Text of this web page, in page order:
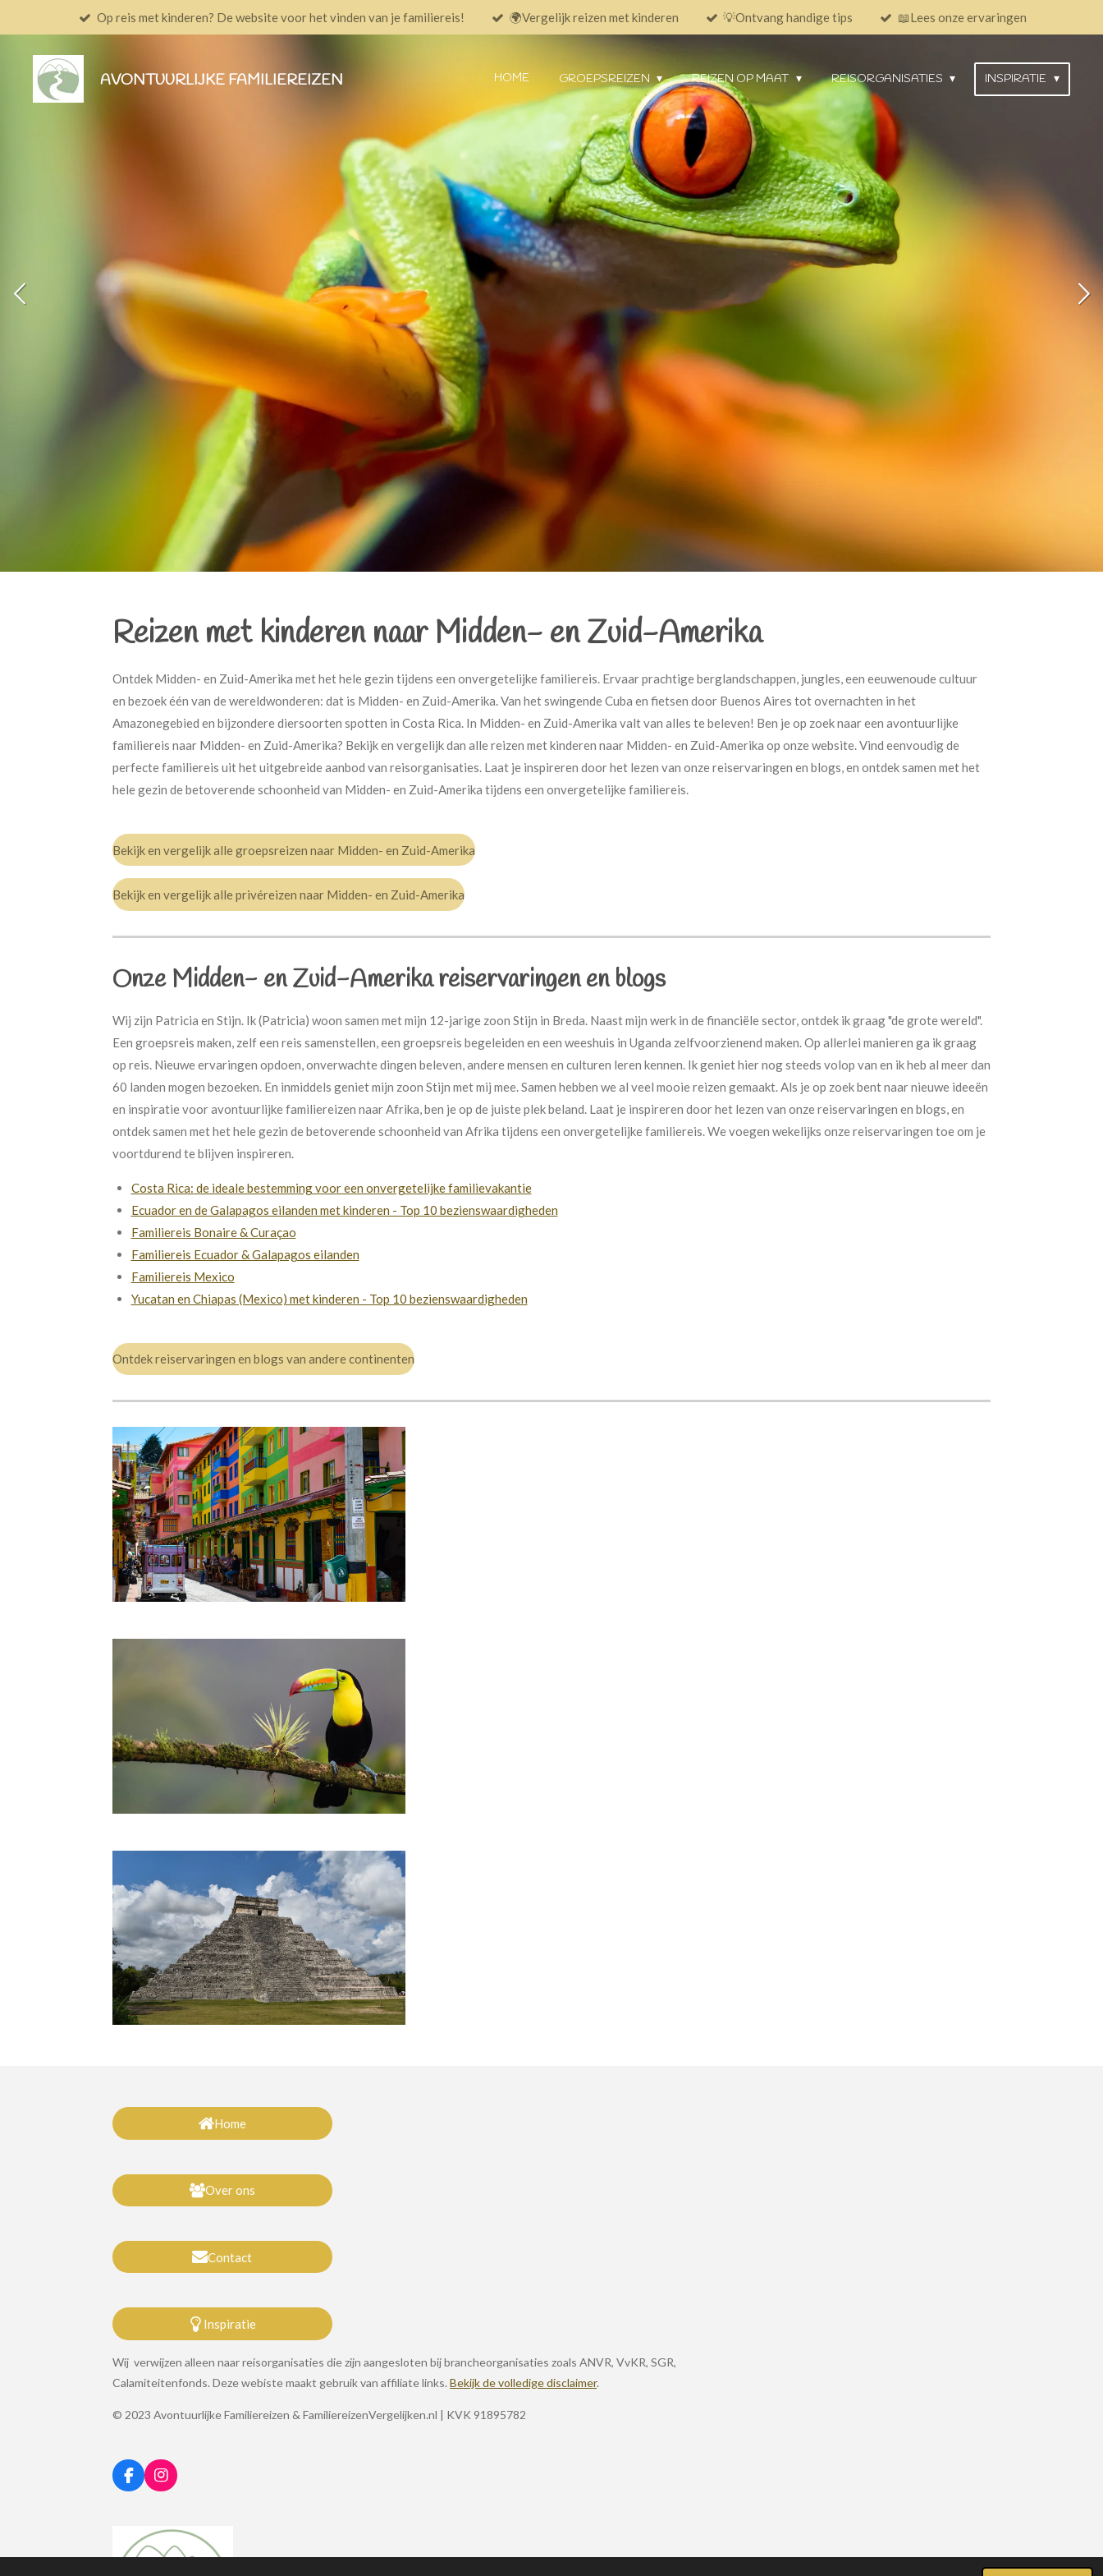
hoofdinhoud
Op reis met kinderen? De website voor het vinden van je familiereis! 🌍Vergelijk reizen met kinderen 💡Ontvang handige tips 📖Lees onze ervaringen
AVONTUURLIJKE FAMILIEREIZEN HOME GROEPSREIZEN REIZEN OP MAAT REISORGANISATIES INSPIRATIE
Reizen met kinderen naar Midden- en Zuid-Amerika
Ontdek Midden- en Zuid-Amerika met het hele gezin tijdens een onvergetelijke familiereis. Ervaar prachtige berglandschappen, jungles, een eeuwenoude cultuur
en bezoek één van de wereldwonderen: dat is Midden- en Zuid-Amerika. Van het swingende Cuba en fietsen door Buenos Aires tot overnachten in het
Amazonegebied en bijzondere diersoorten spotten in Costa Rica. In Midden- en Zuid-Amerika valt van alles te beleven! Ben je op zoek naar een avontuurlijke
familiereis naar Midden- en Zuid-Amerika? Bekijk en vergelijk dan alle reizen met kinderen naar Midden- en Zuid-Amerika op onze website. Vind eenvoudig de
perfecte familiereis uit het uitgebreide aanbod van reisorganisaties. Laat je inspireren door het lezen van onze reiservaringen en blogs, en ontdek samen met het
hele gezin de betoverende schoonheid van Midden- en Zuid-Amerika tijdens een onvergetelijke familiereis.
Bekijk en vergelijk alle groepsreizen naar Midden- en Zuid-Amerika
Bekijk en vergelijk alle privéreizen naar Midden- en Zuid-Amerika
Onze Midden- en Zuid-Amerikareiservaringen en blogs
Wij zijn Patricia en Stijn. Ik (Patricia) woon samen met mijn 12-jarige zoon Stijn in Breda. Naast mijn werk in de financiële sector, ontdek ik graag "de grote wereld".
Een groepsreis maken, zelf een reis samenstellen, een groepsreis begeleiden en een weeshuis in Uganda zelfvoorzienend maken. Op allerlei manieren ga ik graag
op reis. Nieuwe ervaringen opdoen, onverwachte dingen beleven, andere mensen en culturen leren kennen. Ik geniet hier nog steeds volop van en ik heb al meer dan
60 landen mogen bezoeken. En inmiddels geniet mijn zoon Stijn met mij mee. Samen hebben we al veel mooie reizen gemaakt. Als je op zoek bent naar nieuwe ideeën
en inspiratie voor avontuurlijke familiereizen naar Afrika, ben je op de juiste plek beland. Laat je inspireren door het lezen van onze reiservaringen en blogs, en
ontdek samen met het hele gezin de betoverende schoonheid van Afrika tijdens een onvergetelijke familiereis. We voegen wekelijks onze reiservaringen toe om je
voortdurend te blijven inspireren.
Costa Rica: de ideale bestemming voor een onvergetelijke familievakantie
Ecuador en de Galapagos eilanden met kinderen - Top 10 bezienswaardigheden
Familiereis Bonaire & Curaçao
Familiereis Ecuador & Galapagos eilanden
Familiereis Mexico
Yucatan en Chiapas (Mexico) met kinderen - Top 10 bezienswaardigheden
Ontdek reiservaringen en blogs van andere continenten
Home
Over ons
Contact
Inspiratie
Wij verwijzen alleen naar reisorganisaties die zijn aangesloten bij brancheorganisaties zoals ANVR, VvKR, SGR,
Calamiteitenfonds. Deze webiste maakt gebruik van affiliate links. Bekijk de volledige disclaimer.
© 2023 Avontuurlijke Familiereizen & FamiliereizenVergelijken.nl | KVK 91895782
F
a
b
o
I
n
g